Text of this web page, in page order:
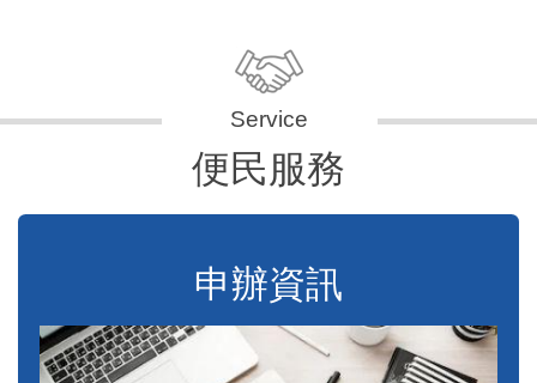
便民服務
申辦資訊